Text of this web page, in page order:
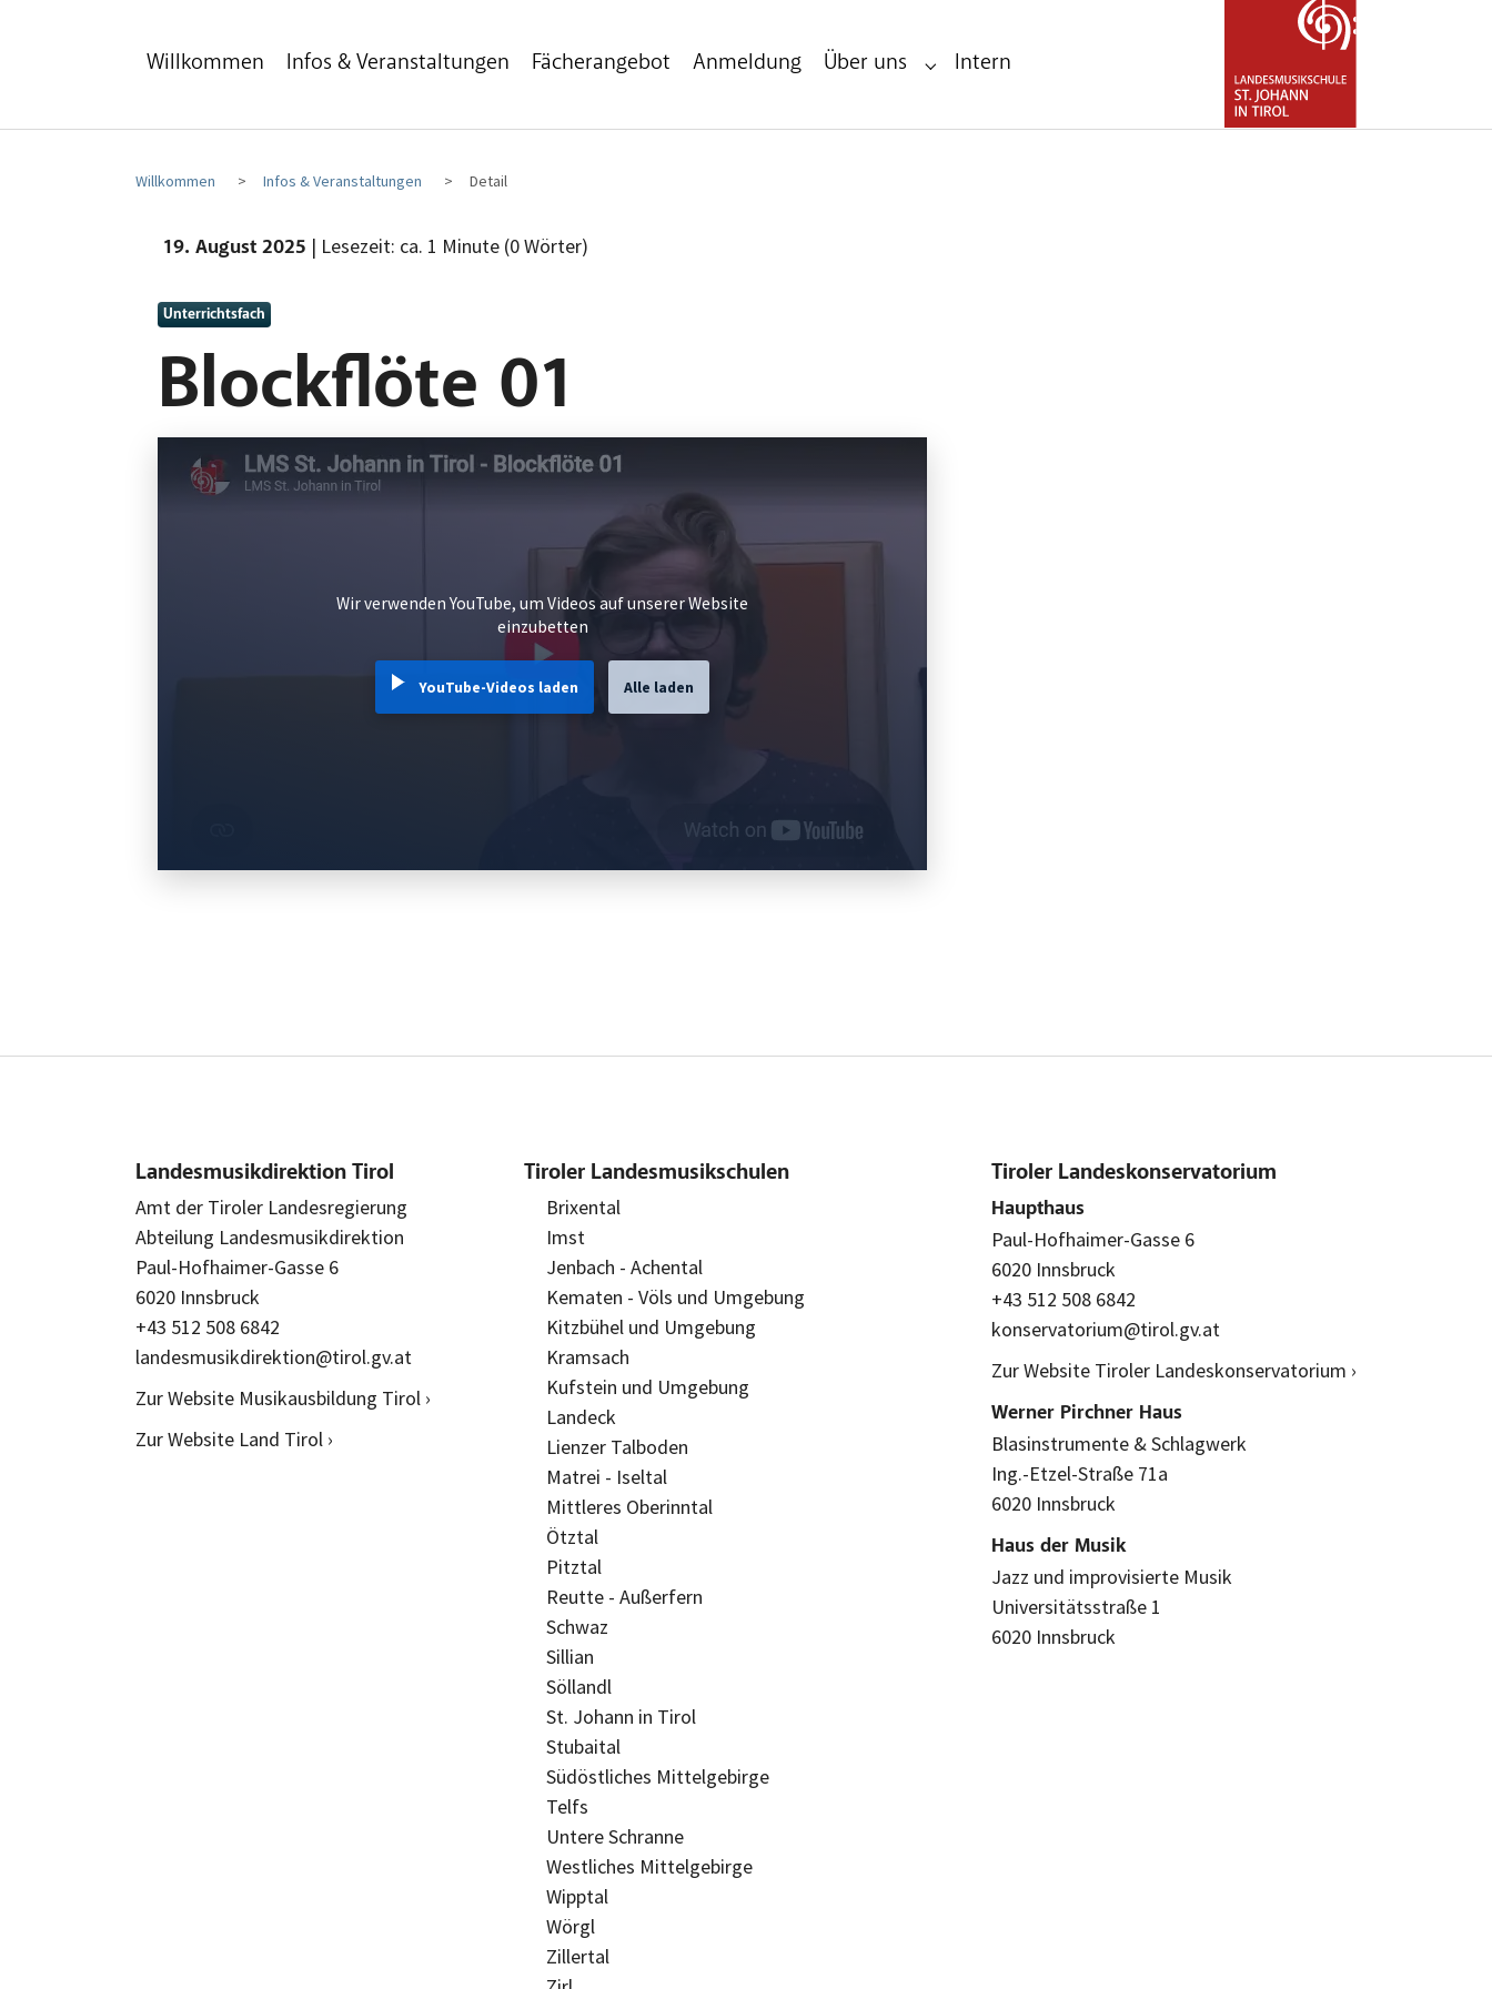
Willkommen Infos & Veranstaltungen Fächerangebot Anmeldung Über uns Submenu for "Über uns"
Intern
Willkommen Infos & Veranstaltungen Detail
19. August 2025 | Lesezeit: ca. 1 Minute (0 Wörter)
Unterrichtsfach
Blockflöte 01
Wir verwenden YouTube, um Videos auf unserer Website
einzubetten
YouTube-Videos laden Alle laden
Landesmusikdirektion Tirol
Amt der Tiroler Landesregierung
Abteilung Landesmusikdirektion
Paul-Hofhaimer-Gasse 6
6020 Innsbruck
+43 512 508 6842
landesmusikdirektion@tirol.gv.at
Zur Website Musikausbildung Tirol ›
Zur Website Land Tirol ›
Tiroler Landesmusikschulen
Brixental
Imst
Jenbach - Achental
Kematen - Völs und Umgebung
Kitzbühel und Umgebung
Kramsach
Kufstein und Umgebung
Landeck
Lienzer Talboden
Matrei - Iseltal
Mittleres Oberinntal
Ötztal
Pitztal
Reutte - Außerfern
Schwaz
Sillian
Söllandl
St. Johann in Tirol
Stubaital
Südöstliches Mittelgebirge
Telfs
Untere Schranne
Westliches Mittelgebirge
Wipptal
Wörgl
Zillertal
Tiroler Landeskonservatorium
Haupthaus
Paul-Hofhaimer-Gasse 6
6020 Innsbruck
+43 512 508 6842
konservatorium@tirol.gv.at
Zur Website Tiroler Landeskonservatorium ›
Werner Pirchner Haus
Blasinstrumente & Schlagwerk
Ing.-Etzel-Straße 71a
6020 Innsbruck
Haus der Musik
Jazz und improvisierte Musik
Universitätsstraße 1
6020 Innsbruck